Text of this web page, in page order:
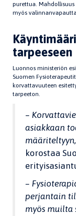
purettua.
myös
tarpeeseen
Luonnos ministeriön
Suomen
korvattavuuteen
tarpeeton.
–
asiakkaan
korostaa
–
perjantain
myös